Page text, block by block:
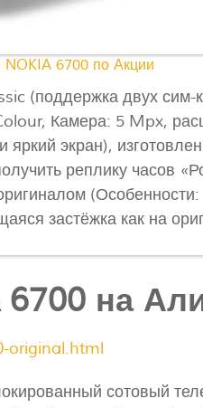
6700 по Акции
(поддержка двух сим-
Камера: 5 Mpx,
яркий экран),
реплику часов
застёжка как на
на
original.html
сотовый